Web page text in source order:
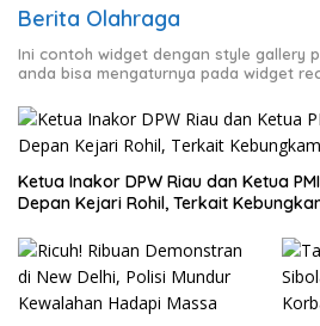
Berita Olahraga
Ini contoh widget dengan style gallery
anda bisa mengaturnya pada widget
Ketua Inakor DPW Riau dan Ketua
Depan Kejari Rohil, Terkait